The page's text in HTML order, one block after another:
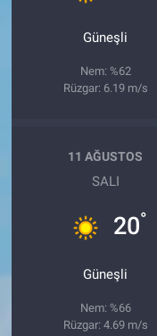
Güneşli
Nem: %62
Rüzgar: 6.19 m/s
11 AĞUSTOS
SALI
20°
Güneşli
Nem: %66
Rüzgar: 4.69 m/s